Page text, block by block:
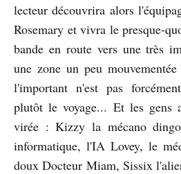
lecteur découvrira alors
Rosemary et vivra le presque-
bande en route vers une très
une zone un peu
l'important n'est pas
plutôt le voyage... Et les gens
virée : Kizzy la mécano
informatique, l'IA Lovey, le
doux Docteur Miam, Sissix